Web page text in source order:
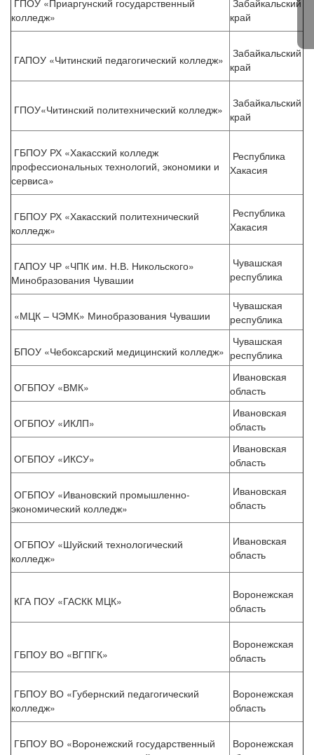
ГПОУ «Приаргунский государственный
колледж»
Забайкальский
край
ГАПОУ «Читинский педагогический колледж»
Забайкальский
край
ГПОУ«Читинский политехнический колледж»
Забайкальский
край
ГБПОУ РХ «Хакасский колледж
профессиональных технологий, экономики и
сервиса»
Республика
Хакасия
ГБПОУ РХ «Хакасский политехнический
колледж»
Республика
Хакасия
ГАПОУ ЧР «ЧПК им. Н.В. Никольского»
Минобразования Чувашии
Чувашская
республика
«МЦК – ЧЭМК» Минобразования Чувашии
Чувашская
республика
БПОУ «Чебоксарский медицинский колледж»
Чувашская
республика
ОГБПОУ «ВМК»
Ивановская
область
ОГБПОУ «ИКЛП»
Ивановская
область
ОГБПОУ «ИКСУ»
Ивановская
область
ОГБПОУ «Ивановский промышленно-
экономический колледж»
Ивановская
область
ОГБПОУ «Шуйский технологический
колледж»
Ивановская
область
КГА ПОУ «ГАСКК МЦК»
Воронежская
область
ГБПОУ ВО «ВГПГК»
Воронежская
область
ГБПОУ ВО «Губернский педагогический
колледж»
Воронежская
область
ГБПОУ ВО «Воронежский государственный
Воронежская